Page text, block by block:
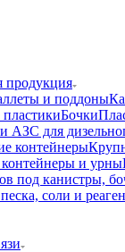
продукция
и поддоны
Бочки
АЗС для
контейнеры
и урны
под канистры,
соли и